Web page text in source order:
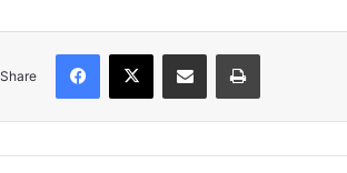
Share
Facebook
X Share via Email Print